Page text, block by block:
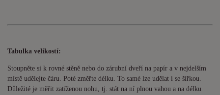
Tabulka velikostí:
Stoupněte si k rovné stěně nebo do zárubní dveří na papír a v nejdelším
místě udělejte čáru. Poté změřte délku. To samé lze udělat i se šířkou.
Důležité je měřit zatíženou nohu, tj. stát na ní plnou vahou a na délku